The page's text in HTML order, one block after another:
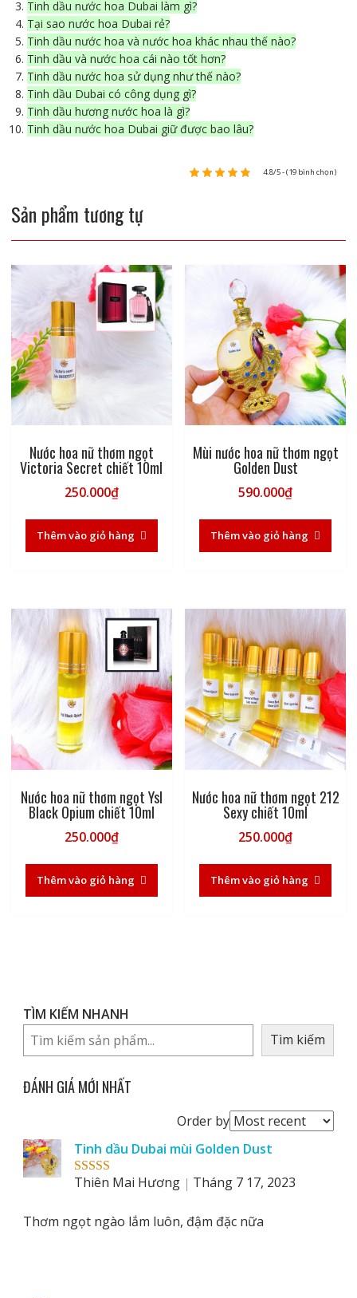
Tinh dầu nước hoa Dubai làm gì?
Tại sao nước hoa Dubai rẻ?
Tinh dầu nước hoa và nước hoa khác nhau thế nào?
Tinh dầu và nước hoa cái nào tốt hơn?
Tinh dầu nước hoa sử dụng như thế nào?
Tinh dầu Dubai có công dụng gì?
Tinh dầu hương nước hoa là gì?
Tinh dầu nước hoa Dubai giữ được bao lâu?
4.8/5 - (19 bình chọn)
Sản phẩm tương tự
Nước hoa nữ thơm ngọt
Victoria Secret chiết 10ml
250.000₫
Thêm vào giỏ hàng
Mùi nước hoa nữ thơm ngọt
Golden Dust
590.000₫
Thêm vào giỏ hàng
Nước hoa nữ thơm ngọt Ysl
Black Opium chiết 10ml
250.000₫
Thêm vào giỏ hàng
Nước hoa nữ thơm ngọt 212
Sexy chiết 10ml
250.000₫
Thêm vào giỏ hàng
TÌM KIẾM NHANH
Tìm kiếm
ĐÁNH GIÁ MỚI NHẤT
Order byOrder
by
Rated5 out
Tinh dầu Dubai mùi Golden Dust
Thiên Mai Hương
Tháng 7 17, 2023
Thơm ngọt ngào lắm luôn, đậm đặc nữa